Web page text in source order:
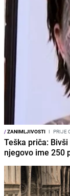
/ZANIMLJIVOSTI I PRIJE
Teška priča:
njegovo ime 250